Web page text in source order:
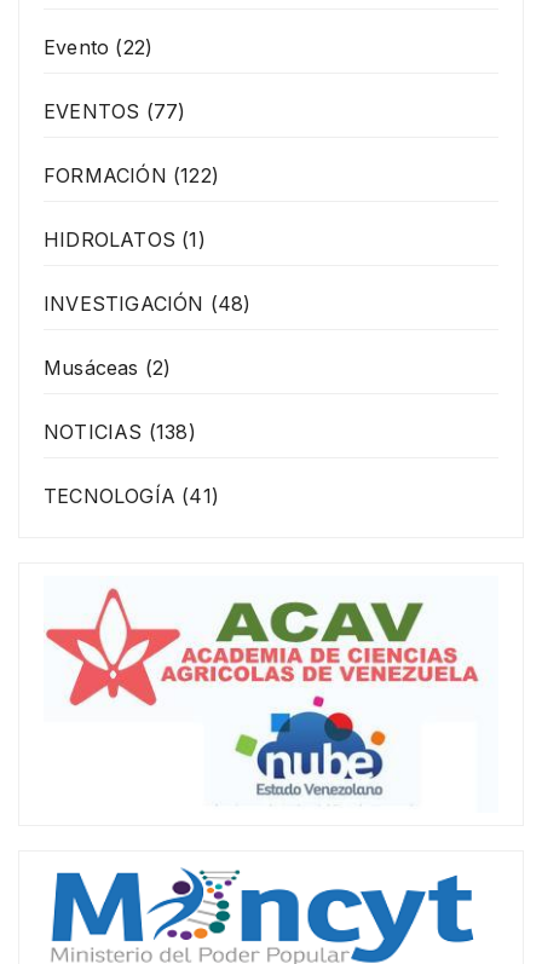
Evento (22)
EVENTOS (77)
FORMACIÓN (122)
HIDROLATOS (1)
INVESTIGACIÓN (48)
Musáceas (2)
NOTICIAS (138)
TECNOLOGÍA (41)